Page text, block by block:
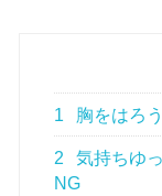
1 胸をはろ
2
気持ちゆ
NG